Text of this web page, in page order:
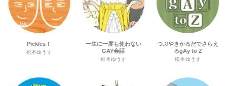
Pickles！
松本ゆうす
一生に一度も使わない
GAY会話
松本ゆうす
つぶやきかるだでさらえ
るgAy to Z
松本ゆうす